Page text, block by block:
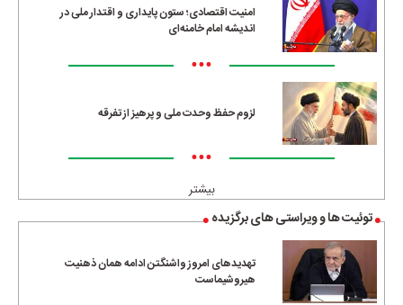
امنیت اقتصادی؛ ستون پایداری و اقتدار ملی در
اندیشه امام خامنه‌ای
•••
لزوم حفظ وحدت ملی و پرهیز از تفرقه
•••
بیشتر
توئیت ها و ویراستی های برگزیده
تهدیدهای امروز واشنگتن ادامه همان ذهنیت
هیروشیماست